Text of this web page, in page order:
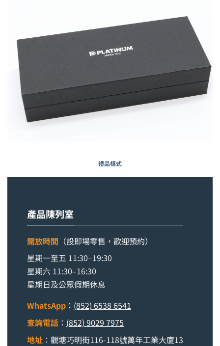
禮品樣式
產品陳列室
開放時間 （設即場零售，歡迎預約）
星期一至五 11:30–19:30
星期六 11:30–16:30
星期日及公眾假期休息
WhatsApp ： (852) 6538 6541
查詢電話 ： (852) 9029 7975
地址 ：觀塘巧明街116-118號萬年工業大廈13